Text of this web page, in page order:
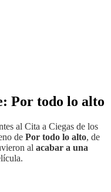
Por todo lo alto
al Cita a Ciegas de los
de Por todo lo alto, de
al acabar a una